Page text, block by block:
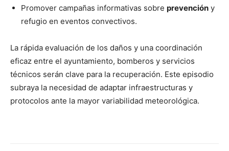
Promover campañas informativas sobre prevención y
refugio en eventos convectivos.
La rápida evaluación de los daños y una coordinación
eficaz entre el ayuntamiento, bomberos y servicios
técnicos serán clave para la recuperación. Este episodio
subraya la necesidad de adaptar infraestructuras y
protocolos ante la mayor variabilidad meteorológica.